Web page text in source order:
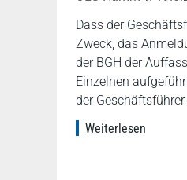
Dass der
Zweck, das
der BGH der
Einzelnen
der
Weiterlesen